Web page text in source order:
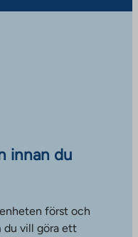
innan du
först och
du vill göra ett